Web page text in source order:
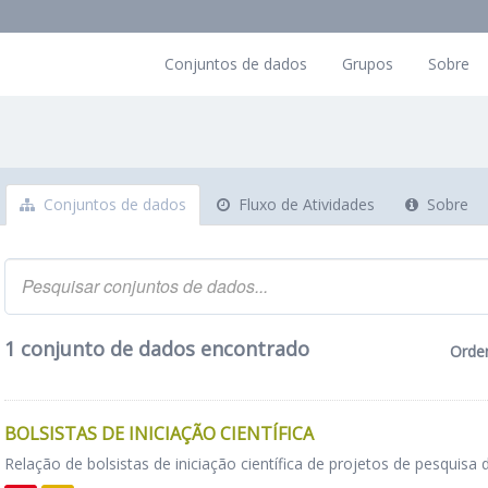
Conjuntos de dados Grupos Sobre
Conjuntos de dados Fluxo de Atividades Sobre
1 conjunto de dados encontrado
BOLSISTAS DE INICIAÇÃO CIENTÍFICA
Relação de bolsistas de iniciação científica de projetos de pesquisa